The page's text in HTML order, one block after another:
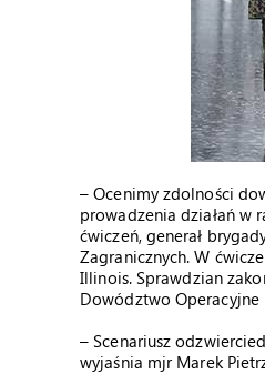
– Ocenimy zdolności
prowadzenia działań w
ćwiczeń, generał
Zagranicznych. W
Illinois. Sprawdzian
Dowództwo Operacyjne
– Scenariusz
wyjaśnia mjr Marek